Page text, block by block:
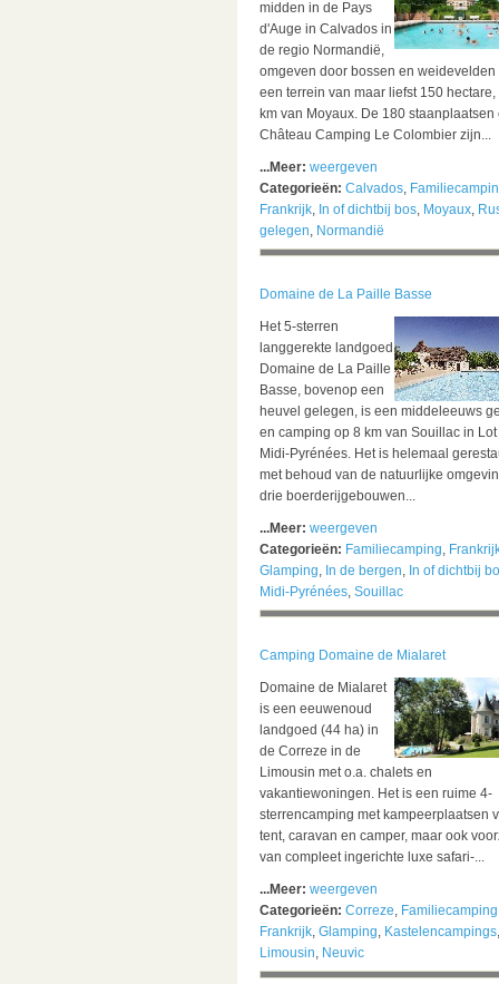
midden in de Pays
d'Auge in Calvados in
de regio Normandië,
omgeven door bossen en weidevelden
een terrein van maar liefst 150 hectare,
km van Moyaux. De 180 staanplaatsen
Château Camping Le Colombier zijn...
...Meer: weergeven
Categorieën: Calvados,
Frankrijk, In of dichtbij bos, Moyaux,
gelegen, Normandië
Domaine de La Paille Basse
Het 5-sterren
langgerekte landgoed
Domaine de La Paille
Basse, bovenop een
heuvel gelegen, is een middeleeuws
en camping op 8 km van Souillac in
Midi-Pyrénées. Het is helemaal
met behoud van de natuurlijke
drie boerderijgebouwen...
...Meer: weergeven
Categorieën: Familiecamping,
Glamping, In de bergen, In of dichtbij
Midi-Pyrénées, Souillac
Camping Domaine de Mialaret
Domaine de Mialaret
is een eeuwenoud
landgoed (44 ha) in
de Correze in de
Limousin met o.a. chalets en
vakantiewoningen. Het is een ruime 4-
sterrencamping met kampeerplaatsen
tent, caravan en camper, maar ook
van compleet ingerichte luxe safari-...
...Meer: weergeven
Categorieën: Correze, Familiecamping
Frankrijk, Glamping, Kastelencampings,
Limousin, Neuvic